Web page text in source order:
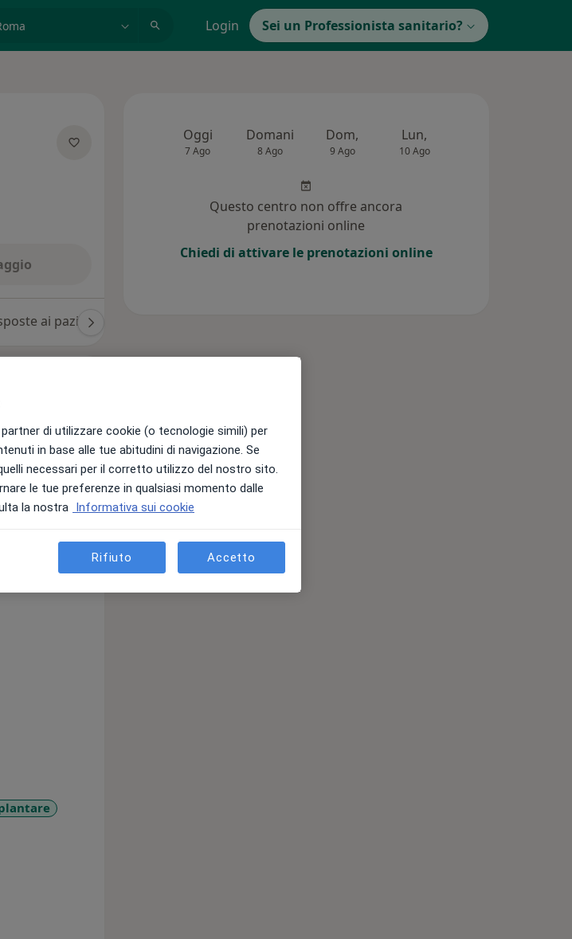
Login Sei un Professionista sanitario?
ai pazienti (19)
corpo
, per
ho
, in
o prenotare
Oggi
7 Ago
Domani
8 Ago
Dom,
9 Ago
Lun,
10 Ago
Questo centro non offre ancora
prenotazioni online
Chiedi di attivare le prenotazioni online
di utilizzare cookie (o tecnologie simili) per
in base alle tue abitudini di navigazione. Se
necessari per il corretto utilizzo del nostro sito.
le tue preferenze in qualsiasi momento dalle
la nostra Informativa sui cookie
Rifiuto Accetto